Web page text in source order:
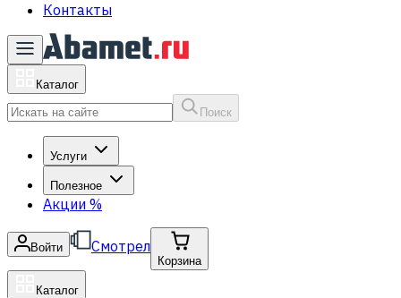
Контакты
Каталог
Поиск
Услуги
Полезное
Акции %
Войти Смотрел
Корзина
Каталог